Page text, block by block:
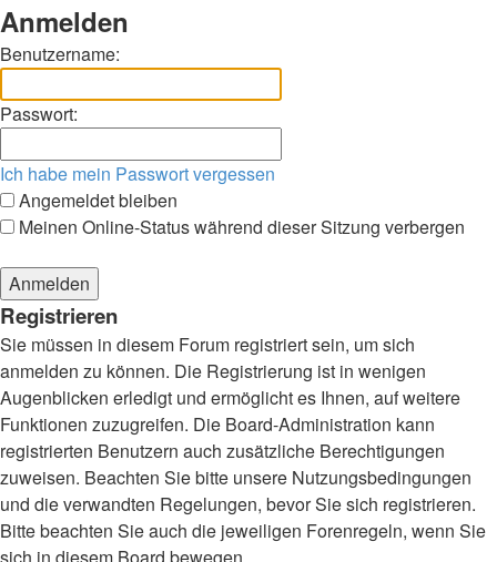
Anmelden
Benutzername:
Passwort:
Ich habe mein Passwort vergessen
Angemeldet bleiben
Meinen Online-Status während dieser Sitzung verbergen
Registrieren
Sie müssen in diesem Forum registriert sein, um sich
anmelden zu können. Die Registrierung ist in wenigen
Augenblicken erledigt und ermöglicht es Ihnen, auf weitere
Funktionen zuzugreifen. Die Board-Administration kann
registrierten Benutzern auch zusätzliche Berechtigungen
zuweisen. Beachten Sie bitte unsere Nutzungsbedingungen
und die verwandten Regelungen, bevor Sie sich registrieren.
Bitte beachten Sie auch die jeweiligen Forenregeln, wenn Sie